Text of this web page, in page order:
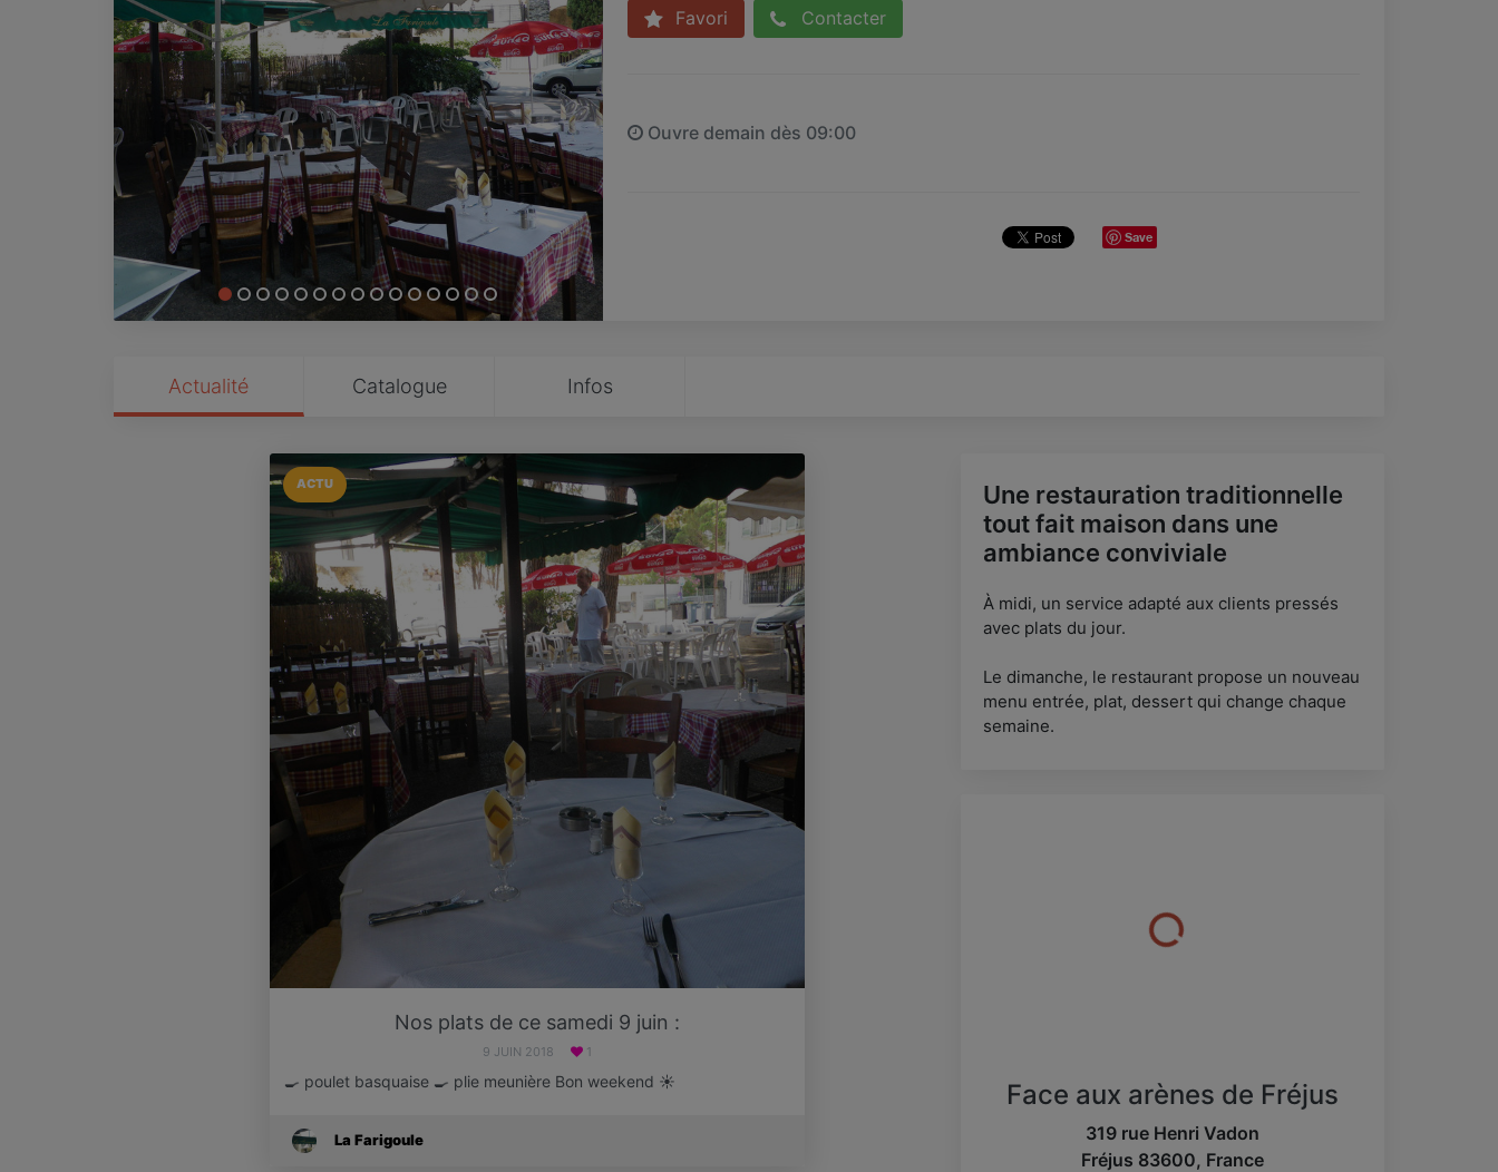
Favori Contacter
Ouvre demain dès 09:00
Save
Actualité Catalogue Infos
ACTU
Nos plats de ce samedi 9 juin :
9 JUIN 2018 1
🍳 poulet basquaise 🍳 plie meunière Bon weekend ☀️
La Farigoule
Une restauration traditionnelle
tout fait maison dans une
ambiance conviviale
À midi, un service adapté aux clients pressés
avec plats du jour.
Le dimanche, le restaurant propose un nouveau
menu entrée, plat, dessert qui change chaque
semaine.
Face aux arènes de Fréjus
319 rue Henri Vadon
Fréjus 83600, France